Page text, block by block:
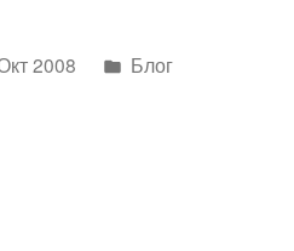
2008
Написано
Блог